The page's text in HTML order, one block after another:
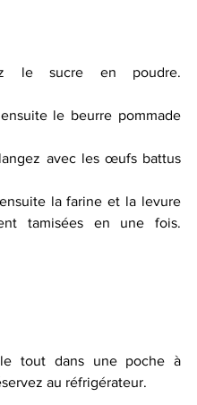
le sucre en poudre.
le beurre pommade
avec les œufs battus
la farine et la levure
tamisées en une fois.
tout dans une poche à
au réfrigérateur.